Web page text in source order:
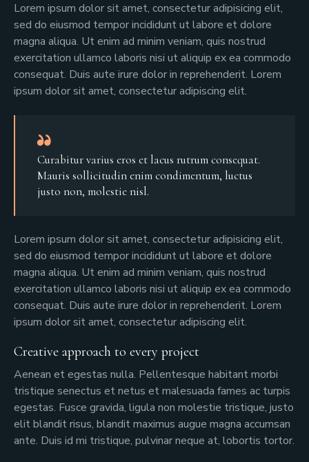
Lorem ipsum dolor sit amet, consectetur adipisicing elit,
sed do eiusmod tempor incididunt ut labore et dolore
magna aliqua. Ut enim ad minim veniam, quis nostrud
exercitation ullamco laboris nisi ut aliquip ex ea commodo
consequat. Duis aute irure dolor in reprehenderit. Lorem
ipsum dolor sit amet, consectetur adipiscing elit.
Curabitur varius eros et lacus rutrum consequat.
Mauris sollicitudin enim condimentum, luctus
justo non, molestie nisl.
Lorem ipsum dolor sit amet, consectetur adipisicing elit,
sed do eiusmod tempor incididunt ut labore et dolore
magna aliqua. Ut enim ad minim veniam, quis nostrud
exercitation ullamco laboris nisi ut aliquip ex ea commodo
consequat. Duis aute irure dolor in reprehenderit. Lorem
ipsum dolor sit amet, consectetur adipiscing elit.
Creative approach to every project
Aenean et egestas nulla. Pellentesque habitant morbi
tristique senectus et netus et malesuada fames ac turpis
egestas. Fusce gravida, ligula non molestie tristique, justo
elit blandit risus, blandit maximus augue magna accumsan
ante. Duis id mi tristique, pulvinar neque at, lobortis tortor.